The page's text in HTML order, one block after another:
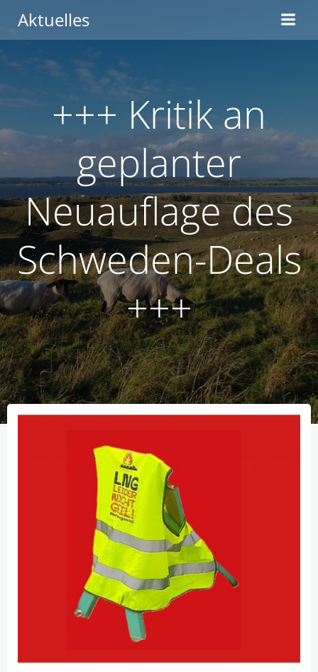
springen
Aktuelles
+++ Kritik an
geplanter
Neuauflage des
Schweden-Deals
+++